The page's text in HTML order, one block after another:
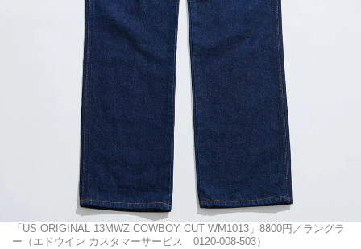
「US ORIGINAL 13MWZ COWBOY CUT WM1013」8800円／ラングラ
ー（エドウイン カスタマーサービス 0120-008-503）